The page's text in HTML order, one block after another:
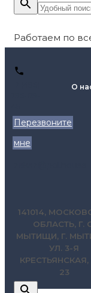
Работаем по
Перезвоните
мне
О
141014,
ОБЛАСТЬ, Г.
МЫТИЩИ, Г.
УЛ. 3-Я
КРЕСТЬЯНСКАЯ,
23